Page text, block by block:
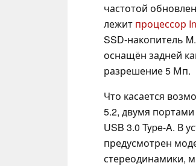
частотой
лежит процессор
SSD-накопитель
оснащён задней
разрешение 5 Мп.
Что касается
5.2, двумя
USB 3.0 Type-A. В
предусмотрен
стереодинамики,